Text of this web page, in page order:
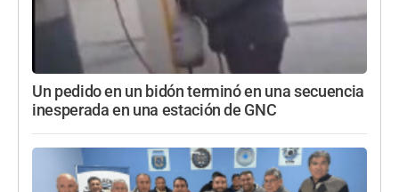
Un pedido en un bidón terminó en una secuencia
inesperada en una estación de GNC